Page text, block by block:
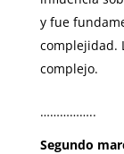
y fue
complejidad.
complejo.
……………..
Segundo